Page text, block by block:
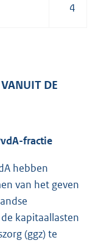
4
DE
fractie
hebben
van het geven
kapitaallasten
(ggz) te